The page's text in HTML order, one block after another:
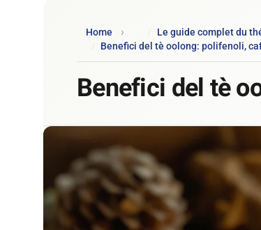
Home
Le guide complet du
Benefici del tè oolong: polifenoli,
Benefici del tè